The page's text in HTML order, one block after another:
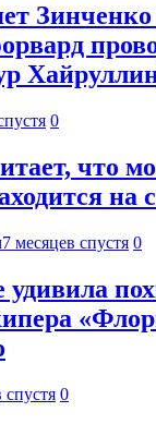
0
что
на
7 месяцев спустя 0
удивила
спустя 0